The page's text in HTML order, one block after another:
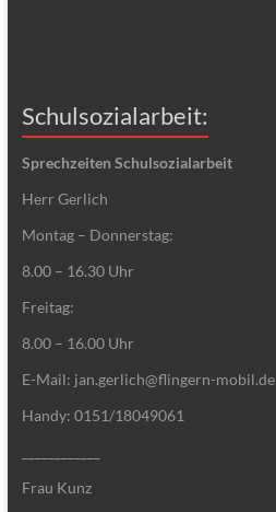
Schulsozialarbeit:
Sprechzeiten Schulsozialarbeit
Herr Gerlich
Montag – Donnerstag:
8.00 – 16.30 Uhr
Freitag:
8.00 – 16.00 Uhr
E-Mail: jan.gerlich@flingern-mobil.de
Handy: 0151/18049061
Frau Kunz